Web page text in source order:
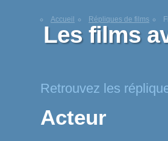
Accueil Répliques de films
Les films
Retrouvez les
Acteur